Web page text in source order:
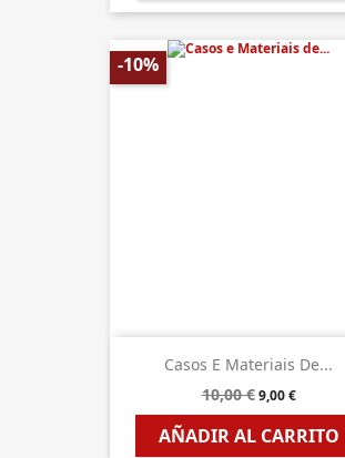
Casos E Materiais De...
10,00 € 9,00 €
AÑADIR AL CARRITO
-10%